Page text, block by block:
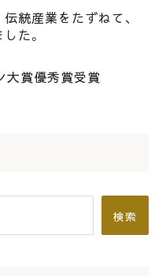
ディア掲載＆出展歴
産業をたずねて、
た。
大賞優秀賞受賞
検索